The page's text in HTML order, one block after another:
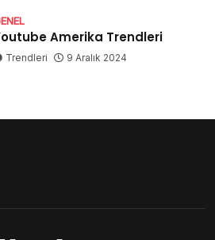
Amerika Trendleri
Trendleri 9 Aralık 2024